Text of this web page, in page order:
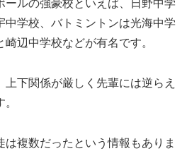
ールの強豪校といえば、日野中学
中学校、バトミントンは光海中学
辺中学校などが有名です。
下関係が厳しく先輩には逆らえ
は複数だったという情報もありま